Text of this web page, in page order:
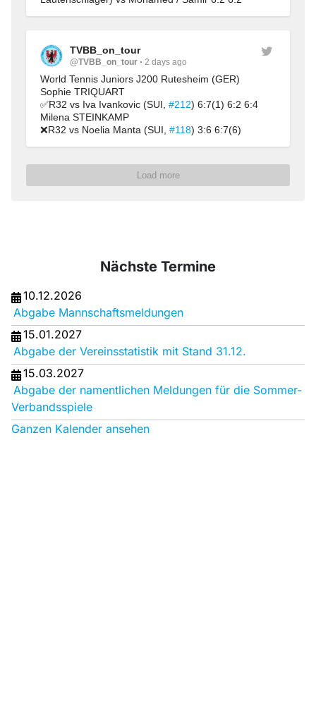
TVBB_on_tour
@TVBB_on_tour 2 days ago
World Tennis Juniors J200 Rutesheim (GER)
Sophie TRIQUART
✅R32 vs Iva Ivankovic (SUI, #212) 6:7(1) 6:2 6:4
Milena STEINKAMP
❌R32 vs Noelia Manta (SUI, #118) 3:6 6:7(6)
Load more
Nächste Termine
10.12.2026
Abgabe Mannschaftsmeldungen
15.01.2027
Abgabe der Vereinsstatistik mit Stand 31.12.
15.03.2027
Abgabe der namentlichen Meldungen für die Sommer-
Verbandsspiele
Ganzen Kalender ansehen